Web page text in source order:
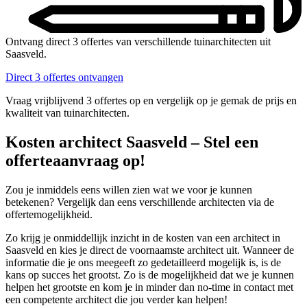
Ontvang direct 3 offertes van verschillende tuinarchitecten uit
Saasveld.
Direct 3 offertes ontvangen
Vraag vrijblijvend 3 offertes op en vergelijk op je gemak de prijs en
kwaliteit van tuinarchitecten.
Kosten architect Saasveld – Stel een
offerteaanvraag op!
Zou je inmiddels eens willen zien wat we voor je kunnen
betekenen? Vergelijk dan eens verschillende architecten via de
offertemogelijkheid.
Zo krijg je onmiddellijk inzicht in de kosten van een architect in
Saasveld en kies je direct de voornaamste architect uit. Wanneer de
informatie die je ons meegeeft zo gedetailleerd mogelijk is, is de
kans op succes het grootst. Zo is de mogelijkheid dat we je kunnen
helpen het grootste en kom je in minder dan no-time in contact met
een competente architect die jou verder kan helpen!